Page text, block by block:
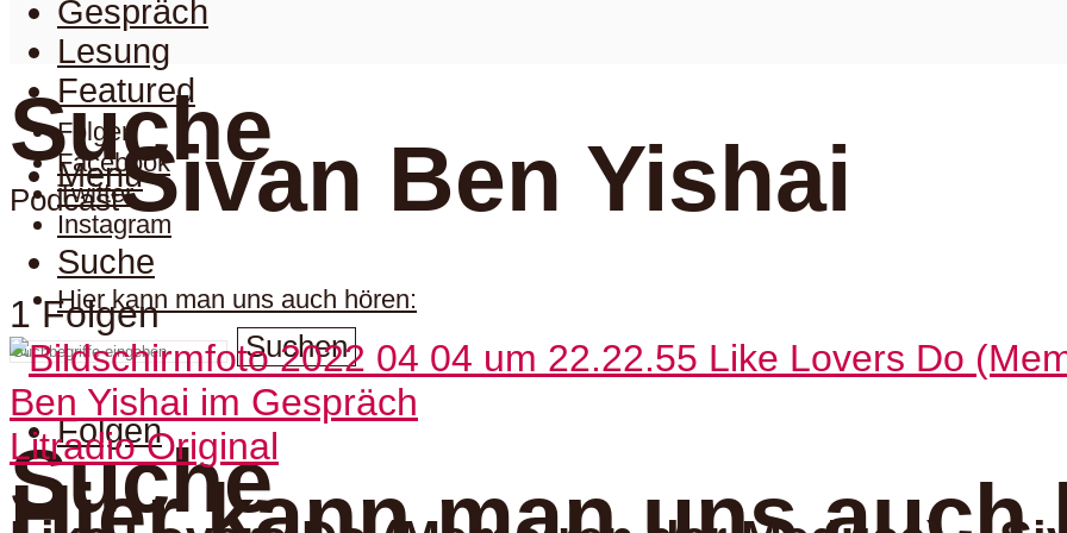
Folgen
Facebook
Twitter
Instagram
Hier kann man uns auch hören:
Suche
Suchen
Folgen
Gespräch
Lesung
Featured
Menu
Suche
Suche
PodcastSivan Ben Yishai
1 Folgen
Litradio Original